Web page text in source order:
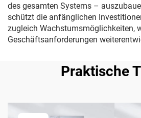
des gesamten Systems –
schützt die anfänglichen
zugleich Wachstumsmöglichkeiten,
Geschäftsanforderungen
Praktische